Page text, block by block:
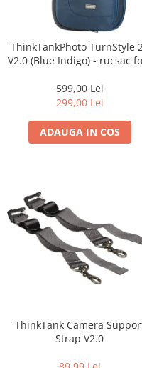
Bracket-uri si suporti
Huse protectie blitz extern
Huse protectie filtre gel
Carduri memorie, Cititoare
Carduri memorie
Cititoare carduri
Telecomenzi
LCD protectie
Recordere audio digitale
Acumulatori si baterii
Acumulatori Foto
incarcatoare
ThinkTankPhoto TurnStyle
V2.0 (Blue Indigo) - rucsac
599,00 Lei
299,00 Lei
ADAUGA IN COS
ThinkTank Camera
Strap V2.0